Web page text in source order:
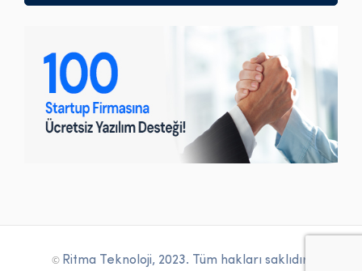
© Ritma Teknoloji, 2023. Tüm hakları saklıdır.